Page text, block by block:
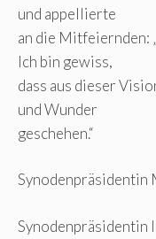
und appellierte
an die Mitfeiernden:
Ich bin gewiss,
dass aus dieser
und Wunder
geschehen.“
Synodenpräsidentin
Synodenpräsidentin